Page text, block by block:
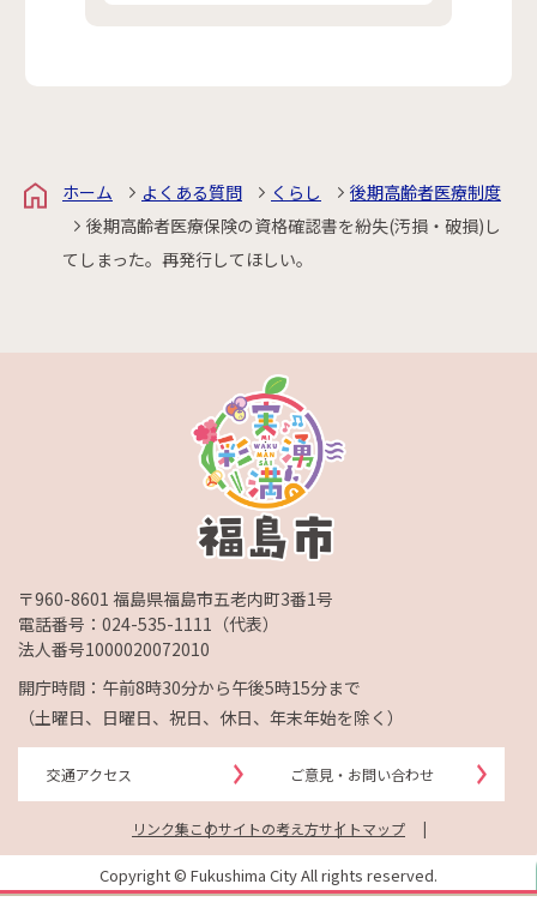
ホーム よくある質問 くらし
後期高齢者医療制度
後期高齢者医療保険の資格確認書を紛失(汚損・破損)し
てしまった。再発行してほしい。
〒960-8601 福島県福島市五老内町3番1号
電話番号： 024-535-1111
（代表）
法人番号1000020072010
開庁時間：午前8時30分から午後5時15分まで
（土曜日、日曜日、祝日、休日、年末年始を除く）
交通アクセス ご意見・お問い合わせ
リンク集このサイトの考え方サイトマップ
Copyright © Fukushima City All rights reserved.